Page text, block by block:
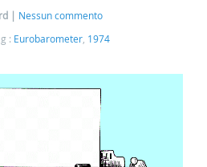
Nessun commento
: Eurobarometer, 1974